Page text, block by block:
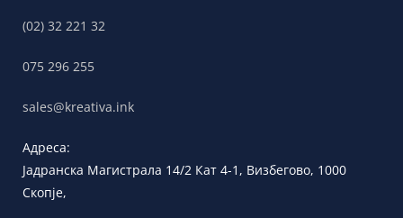
(02) 32 221 32
075 296 255
sales@kreativa.ink
Адреса:
Јадранска Магистрала 14/2 Кат 4-1, Визбегово, 1000
Скопје,